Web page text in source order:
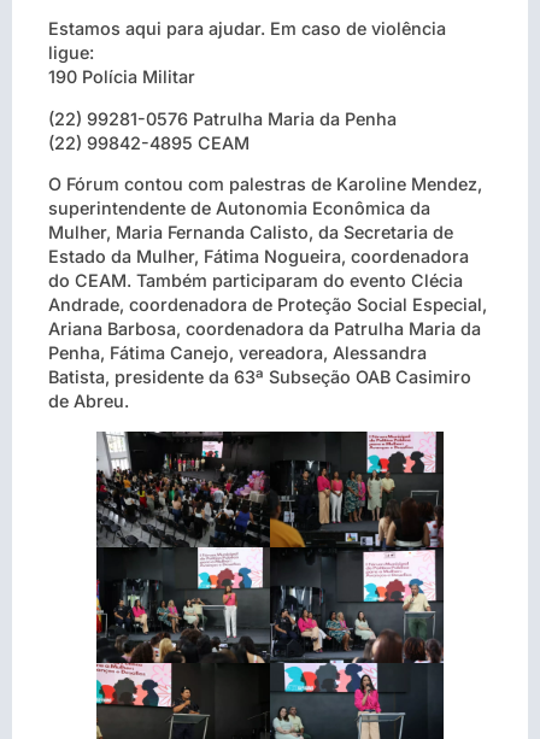
Estamos aqui para ajudar. Em caso de violência
ligue:
190 Polícia Militar
(22) 99281-0576 Patrulha Maria da Penha
(22) 99842-4895 CEAM
O Fórum contou com palestras de Karoline Mendez,
superintendente de Autonomia Econômica da
Mulher, Maria Fernanda Calisto, da Secretaria de
Estado da Mulher, Fátima Nogueira, coordenadora
do CEAM. Também participaram do evento Clécia
Andrade, coordenadora de Proteção Social Especial,
Ariana Barbosa, coordenadora da Patrulha Maria da
Penha, Fátima Canejo, vereadora, Alessandra
Batista, presidente da 63ª Subseção OAB Casimiro
de Abreu.